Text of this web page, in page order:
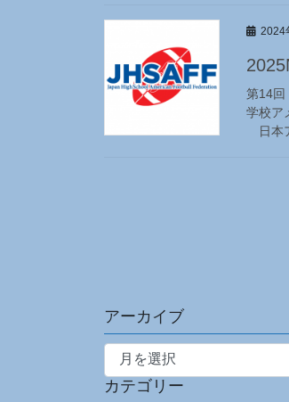
2024
第14
学校ア
日本
ー
ジ
送
アーカイブ
ア
カ
カテゴリー